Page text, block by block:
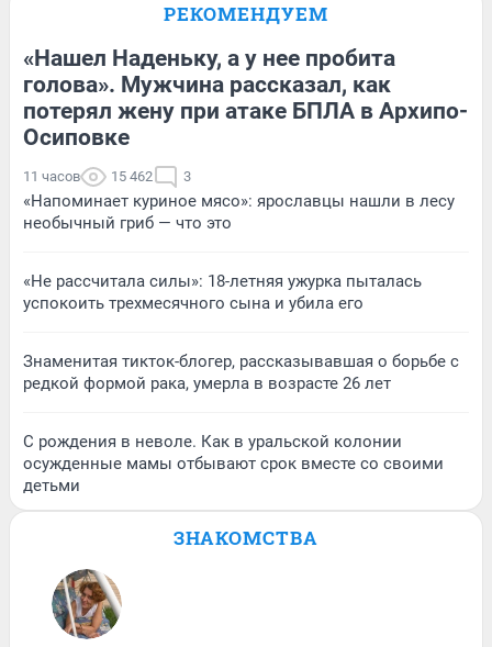
РЕКОМЕНДУЕМ
«Нашел Наденьку, а у нее пробита
голова». Мужчина рассказал, как
потерял жену при атаке БПЛА в Архипо-
Осиповке
11 часов 15 462 3
«Напоминает куриное мясо»: ярославцы нашли в лесу
необычный гриб — что это
«Не рассчитала силы»: 18-летняя ужурка пыталась
успокоить трехмесячного сына и убила его
Знаменитая тикток-блогер, рассказывавшая о борьбе с
редкой формой рака, умерла в возрасте 26 лет
С рождения в неволе. Как в уральской колонии
осужденные мамы отбывают срок вместе со своими
детьми
ЗНАКОМСТВА